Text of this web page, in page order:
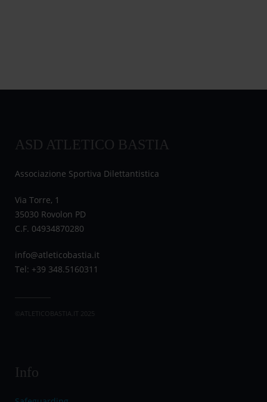
ASD ATLETICO BASTIA
Associazione Sportiva Dilettantistica
Via Torre, 1
35030 Rovolon PD
C.F. 04934870280
info@atleticobastia.it
Tel: +39 348.5160311
©ATLETICOBASTIA.IT 2025
Info